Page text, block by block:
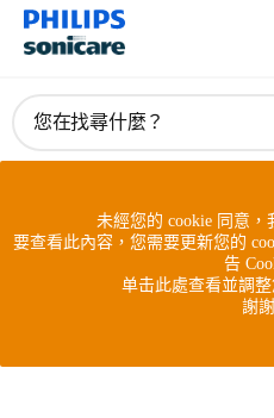
您在找尋什麼？
未經您的 cookie 同意，
要查看此內容，您需要更新您的
告
单击此處查看並調整
謝謝